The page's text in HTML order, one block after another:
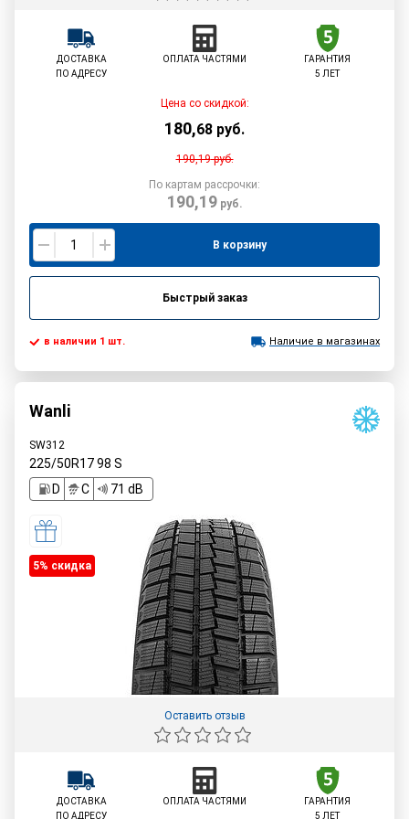
ДОСТАВКА
ПО АДРЕСУ
ОПЛАТА ЧАСТЯМИ
ГАРАНТИЯ
5 ЛЕТ
Цена со скидкой:
180,68 руб.
190,19руб.
По картам рассрочки:
190,19руб.
В корзину
Быстрый заказ
в наличии 1 шт. Наличие в магазинах
Wanli
SW312
225/50R1798 S
D
C 71 dB
5% cкидка
Оставить отзыв
ДОСТАВКА
ПО АДРЕСУ
ОПЛАТА ЧАСТЯМИ
ГАРАНТИЯ
5 ЛЕТ